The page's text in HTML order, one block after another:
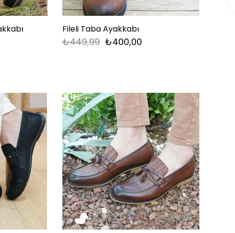
Fileli Taba Ayakkabı
₺400,00
₺449,99